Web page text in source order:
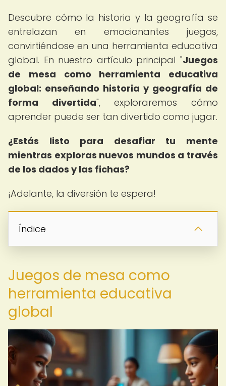
Descubre cómo la historia y la geografía se
entrelazan en emocionantes juegos,
convirtiéndose en una herramienta educativa
global. En nuestro artículo principal "Juegos
de mesa como herramienta educativa
global: enseñando historia y geografía de
forma divertida", exploraremos cómo
aprender puede ser tan divertido como jugar.
¿Estás listo para desafiar tu mente
mientras exploras nuevos mundos a través
de los dados y las fichas?
¡Adelante, la diversión te espera!
Índice
Juegos de mesa como
herramienta educativa
global